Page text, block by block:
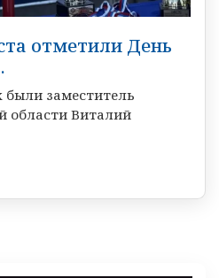
отметили День
заместитель
области Виталий